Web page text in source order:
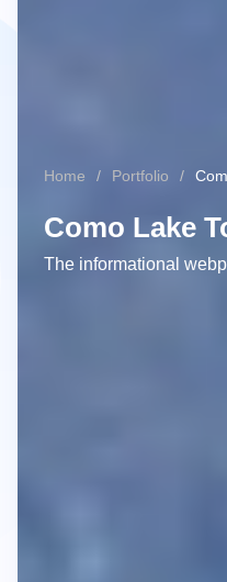
Home Portfolio
Como Lake
The informational